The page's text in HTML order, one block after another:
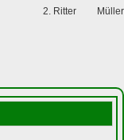
2. Ritter